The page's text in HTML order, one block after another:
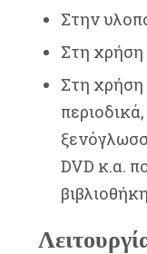
Στην
Στη χρήση
Στη χρήση
DVD κ.α.